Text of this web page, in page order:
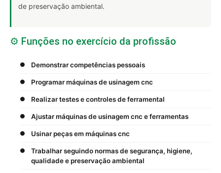
de preservação ambiental.
⚙️ Funções no exercício da profissão
Demonstrar competências pessoais
Programar máquinas de usinagem cnc
Realizar testes e controles de ferramental
Ajustar máquinas de usinagem cnc e ferramentas
Usinar peças em máquinas cnc
Trabalhar seguindo normas de segurança, higiene,
qualidade e preservação ambiental